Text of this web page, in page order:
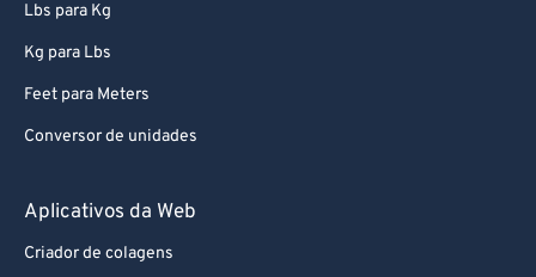
Lbs para Kg
Kg para Lbs
Feet para Meters
Conversor de unidades
Aplicativos da Web
Criador de colagens